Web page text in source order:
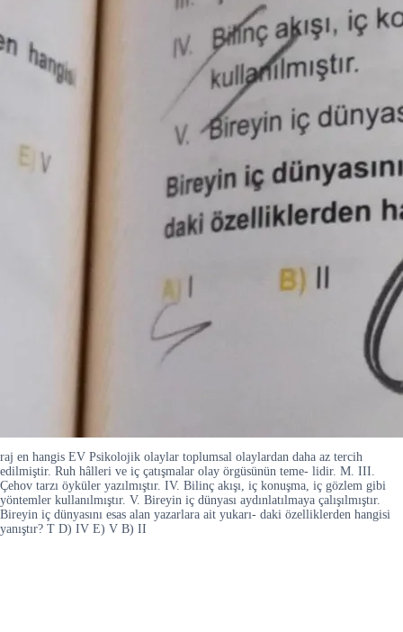
raj en hangis EV Psikolojik olaylar toplumsal olaylardan daha az tercih
edilmiştir. Ruh hâlleri ve iç çatışmalar olay örgüsünün teme- lidir. M. III.
Çehov tarzı öyküler yazılmıştır. IV. Bilinç akışı, iç konuşma, iç gözlem gibi
yöntemler kullanılmıştır. V. Bireyin iç dünyası aydınlatılmaya çalışılmıştır.
Bireyin iç dünyasını esas alan yazarlara ait yukarı- daki özelliklerden hangisi
yanıştır? T D) IV E) V B) II